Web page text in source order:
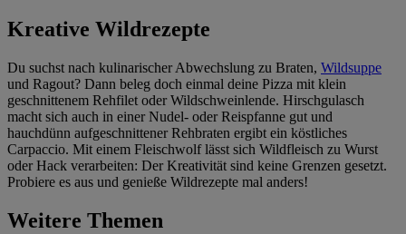
Kreative Wildrezepte
Du suchst nach kulinarischer Abwechslung zu Braten, Wildsuppe
und Ragout? Dann beleg doch einmal deine Pizza mit klein
geschnittenem Rehfilet oder Wildschweinlende. Hirschgulasch
macht sich auch in einer Nudel- oder Reispfanne gut und
hauchdünn aufgeschnittener Rehbraten ergibt ein köstliches
Carpaccio. Mit einem Fleischwolf lässt sich Wildfleisch zu Wurst
oder Hack verarbeiten: Der Kreativität sind keine Grenzen gesetzt.
Probiere es aus und genieße Wildrezepte mal anders!
Weitere Themen